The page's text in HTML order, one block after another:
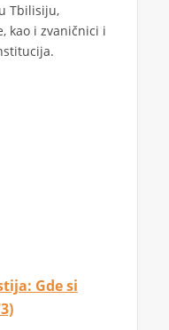
Tbilisiju,
kao i zvaničnici i
Gde si